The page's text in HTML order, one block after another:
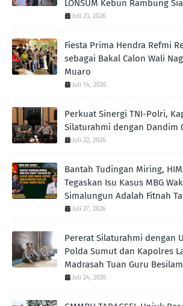
LONSUM Kebun Rambung
Juli 23, 2026
Fiesta Prima Hendra Refmi
sebagai Bakal Calon Wali
Muaro
Juli 14, 2026
Perkuat Sinergi TNI-Polri,
Silaturahmi dengan Dandim
Juli 22, 2026
Bantah Tudingan Miring,
Tegaskan Isu Kasus MBG
Simalungun Adalah Fitnah
Juli 27, 2026
Pererat Silaturahmi dengan
Polda Sumut dan Kapolres
Madrasah Tuan Guru Besilam
Juli 24, 2026